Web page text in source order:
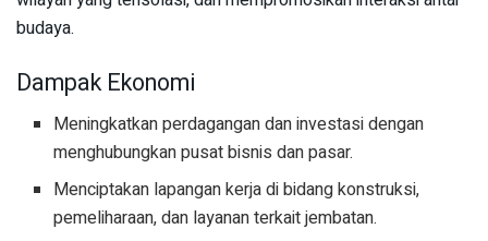
budaya.
Dampak Ekonomi
Meningkatkan perdagangan dan investasi dengan
menghubungkan pusat bisnis dan pasar.
Menciptakan lapangan kerja di bidang konstruksi,
pemeliharaan, dan layanan terkait jembatan.